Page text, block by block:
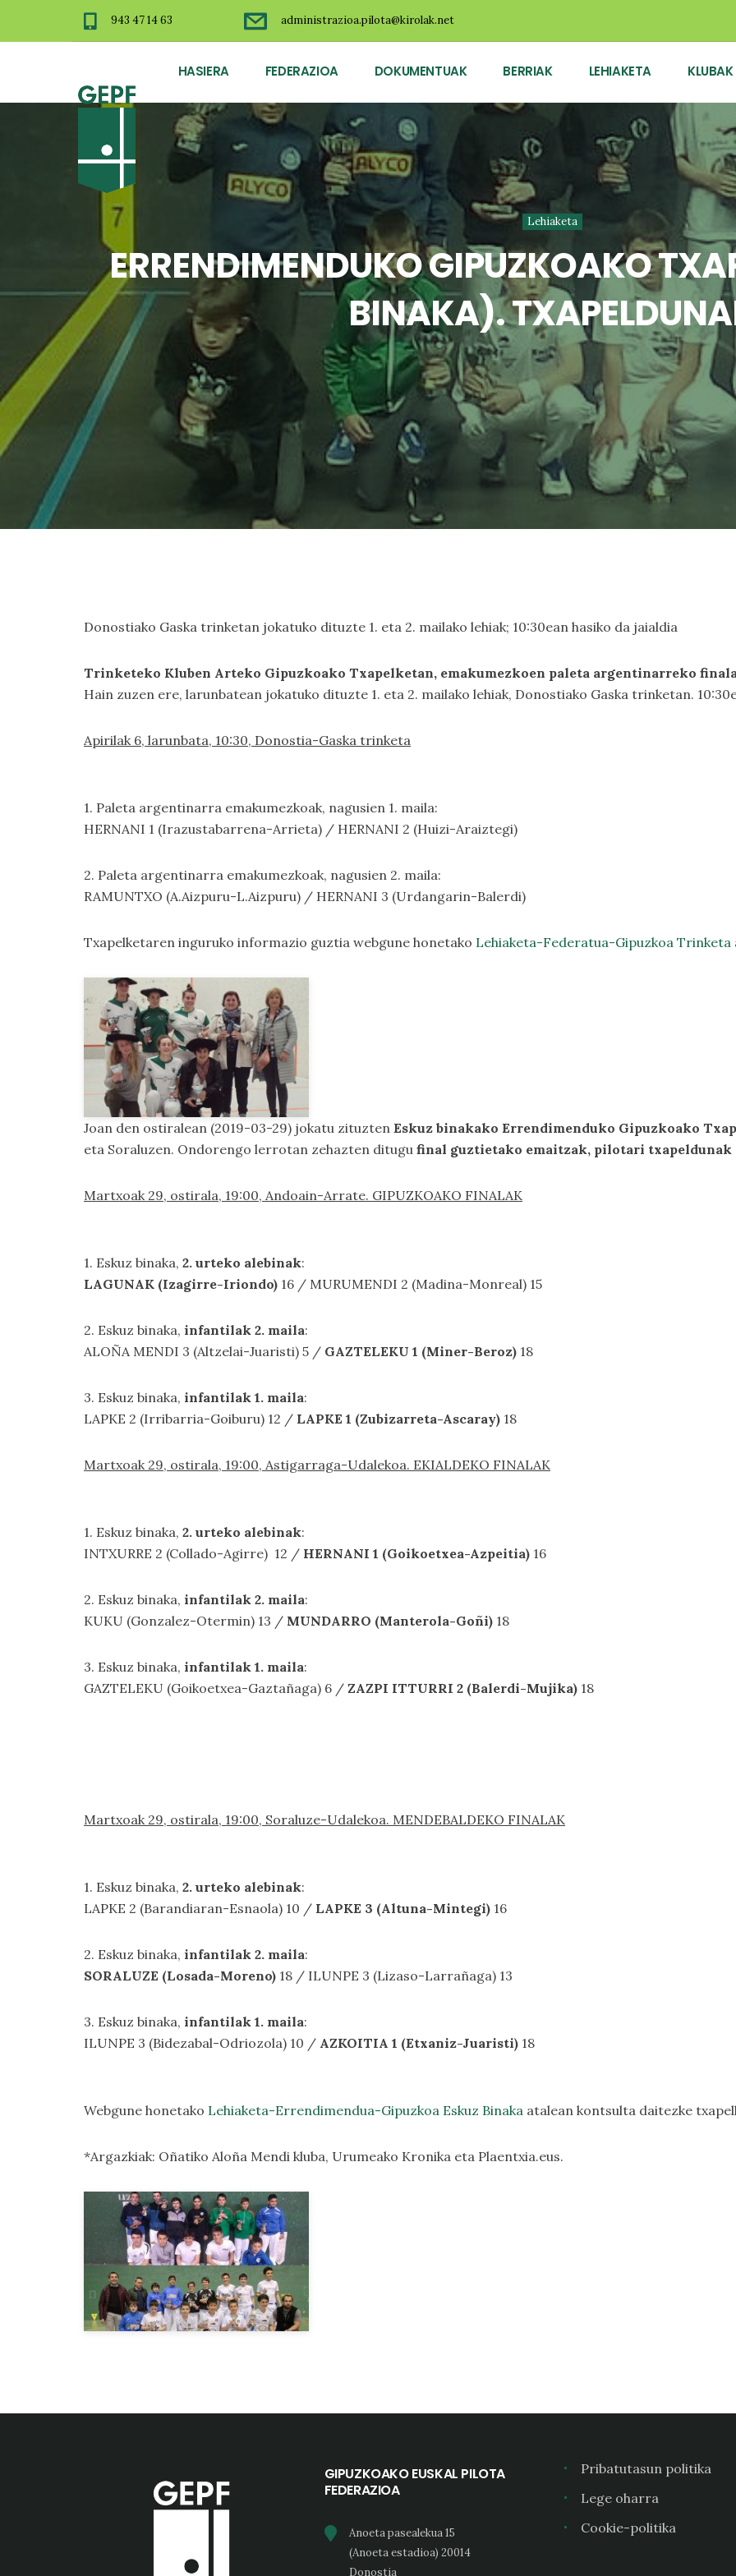
943 47 14 63 administrazioa.pilota@kirolak.net
HASIERA FEDERAZIOA DOKUMENTUAK BERRIAK LEHIAKETA KLUBAK
Lehiaketa
ERRENDIMENDUKO GIPUZKOAKO
BINAKA).
Donostiako Gaska trinketan jokatuko dituzte 1. eta 2. mailako lehiak; 10:30ean hasiko da jaialdia
Trinketeko Kluben Arteko Gipuzkoako Txapelketan, emakumezkoen paleta argentinarreko
Hain zuzen ere, larunbatean jokatuko dituzte 1. eta 2. mailako lehiak, Donostiako Gaska trinketan.
Apirilak 6, larunbata, 10:30, Donostia-Gaska trinketa
1. Paleta argentinarra emakumezkoak, nagusien 1. maila:
HERNANI 1 (Irazustabarrena-Arrieta) / HERNANI 2 (Huizi-Araiztegi)
2. Paleta argentinarra emakumezkoak, nagusien 2. maila:
RAMUNTXO (A.Aizpuru-L.Aizpuru) / HERNANI 3 (Urdangarin-Balerdi)
Txapelketaren inguruko informazio guztia webgune honetako Lehiaketa-Federatua-Gipuzkoa Trinketa
Joan den ostiralean (2019-03-29) jokatu zituzten Eskuz binakako Errendimenduko Gipuzkoako
eta Soraluzen. Ondorengo lerrotan zehazten ditugu final guztietako emaitzak, pilotari txapeldunak
Martxoak 29, ostirala, 19:00, Andoain-Arrate. GIPUZKOAKO FINALAK
1. Eskuz binaka, 2. urteko alebinak:
LAGUNAK (Izagirre-Iriondo) 16 / MURUMENDI 2 (Madina-Monreal) 15
2. Eskuz binaka, infantilak 2. maila:
ALOÑA MENDI 3 (Altzelai-Juaristi) 5 / GAZTELEKU 1 (Miner-Beroz) 18
3. Eskuz binaka, infantilak 1. maila:
LAPKE 2 (Irribarria-Goiburu) 12 / LAPKE 1 (Zubizarreta-Ascaray) 18
Martxoak 29, ostirala, 19:00, Astigarraga-Udalekoa. EKIALDEKO FINALAK
1. Eskuz binaka, 2. urteko alebinak:
INTXURRE 2 (Collado-Agirre) 12 / HERNANI 1 (Goikoetxea-Azpeitia) 16
2. Eskuz binaka, infantilak 2. maila:
KUKU (Gonzalez-Otermin) 13 / MUNDARRO (Manterola-Goñi) 18
3. Eskuz binaka, infantilak 1. maila:
GAZTELEKU (Goikoetxea-Gaztañaga) 6 / ZAZPI ITTURRI 2 (Balerdi-Mujika) 18
Martxoak 29, ostirala, 19:00, Soraluze-Udalekoa. MENDEBALDEKO FINALAK
1. Eskuz binaka, 2. urteko alebinak:
LAPKE 2 (Barandiaran-Esnaola) 10 / LAPKE 3 (Altuna-Mintegi) 16
2. Eskuz binaka, infantilak 2. maila:
SORALUZE (Losada-Moreno) 18 / ILUNPE 3 (Lizaso-Larrañaga) 13
3. Eskuz binaka, infantilak 1. maila:
ILUNPE 3 (Bidezabal-Odriozola) 10 / AZKOITIA 1 (Etxaniz-Juaristi) 18
Webgune honetako Lehiaketa-Errendimendua-Gipuzkoa Eskuz Binaka atalean kontsulta daitezke
*Argazkiak: Oñatiko Aloña Mendi kluba, Urumeako Kronika eta Plaentxia.eus.
GIPUZKOAKO EUSKAL PILOTA
FEDERAZIOA
Anoeta pasealekua 15
(Anoeta estadioa) 20014
Donostia
Pribatutasun politika
Lege oharra
Cookie-politika